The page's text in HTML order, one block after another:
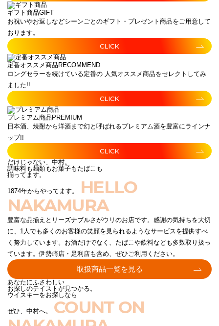
ギフト商品GIFT
お祝いやお返しなどシーンごとのギフト・プレゼント商品をご用意して
おります。
CLICK
定番オススメ商品 RECOMMEND
ロングセラーを続けている定番の 人気オススメ商品をセレクトしてみ
ました!!
CLICK
プレミアム商品 PREMIUM
日本酒、焼酎から洋酒まで幻と呼ばれるプレミアム酒を豊富にラインナ
ップ!!
CLICK
だけじゃない、中村。
調味料も麺類もお菓子もたばこも
揃ってます。
1874年からやってます。
HELLO
NAKAMURA
豊富な品揃えとリーズナブルさがウリのお店です。感謝の気持ちを大切
に、1人でも多くのお客様の笑顔を見られるようなサービスを提供すべ
く努力しています。お酒だけでなく、たばこや飲料なども多数取り扱っ
ています。伊勢崎店・足利店も含め、ぜひご利用ください。
取扱商品一覧を見る
あなたにふさわしい
お探しのテイストが見つかる。
ウイスキーをお探しなら
ぜひ、中村へ。 COUNT ON